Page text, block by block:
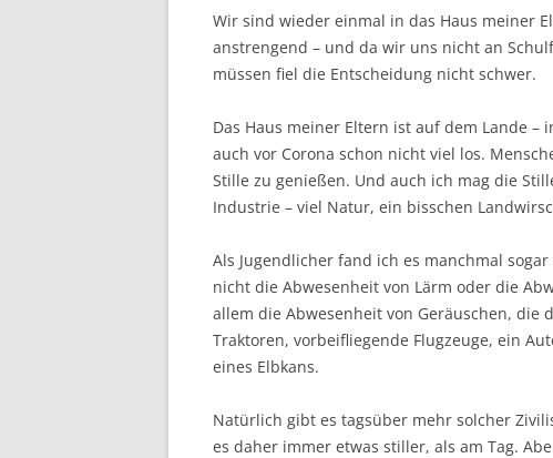
Wir sind wieder einmal in das Haus meiner
anstrengend – und da wir uns nicht an
müssen fiel die Entscheidung nicht schwer.
Das Haus meiner Eltern ist auf dem Lande
auch vor Corona schon nicht viel los.
Stille zu genießen. Und auch ich mag die
Industrie – viel Natur, ein bisschen
Als Jugendlicher fand ich es manchmal
nicht die Abwesenheit von Lärm oder die
allem die Abwesenheit von Geräuschen,
Traktoren, vorbeifliegende Flugzeuge, ein
eines Elbkans.
Natürlich gibt es tagsüber mehr solcher
es daher immer etwas stiller, als am Tag.